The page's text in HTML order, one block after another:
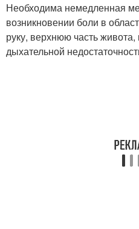
Необходима немедленная
возникновении боли в
руку, верхнюю часть
дыхательной